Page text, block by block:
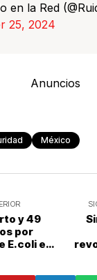
en la Red
25, 2024
Anuncios
México
y 49
por
E.coli en